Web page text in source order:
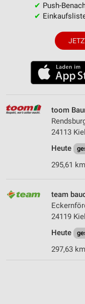
✔ Push-
✔
toom
24113
Heute
295,61
team
24119
Heute
297,63 km